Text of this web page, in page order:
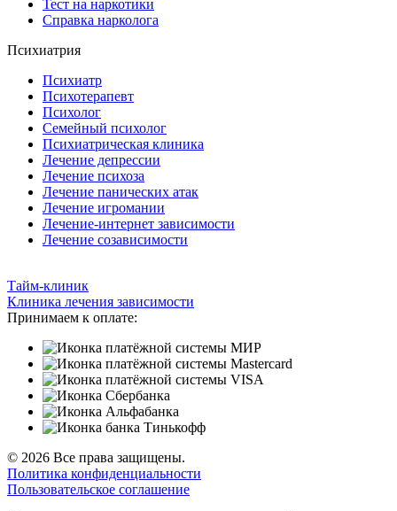
Тест на наркотики
Справка нарколога
Психиатрия
Психиатр
Психотерапевт
Психолог
Семейный психолог
Психиатрическая клиника
Лечение депрессии
Лечение психоза
Лечение панических атак
Лечение игромании
Лечение-интернет зависимости
Лечение созависимости
Тайм-клиник
Клиника лечения зависимости
Принимаем к оплате:
© 2026 Все права защищены.
Политика конфиденциальности
Пользовательское соглашение